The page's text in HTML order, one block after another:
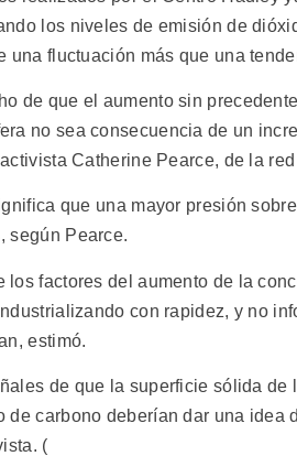
los niveles de emisión de
una fluctuación más que una
de que el aumento sin
no sea consecuencia de un
activista Catherine Pearce, de la
que una mayor presión
según Pearce.
los factores del aumento de la
con rapidez, y no
estimó.
de que la superficie sólida
de carbono deberían dar una idea
(